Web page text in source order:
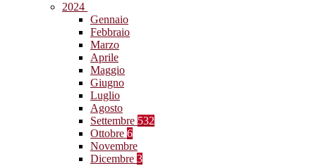
2024
Gennaio
Febbraio
Marzo
Aprile
Maggio
Giugno
Luglio
Agosto
Settembre 532
Ottobre 6
Novembre
Dicembre 3